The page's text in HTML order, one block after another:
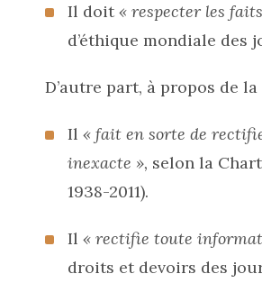
Il doit« respecter les
d’éthique mondiale des
D’autre part, à propos de
Il « fait en sorte de
inexacte », selon la
1938-2011).
Il « rectifie toute
droits et devoirs des